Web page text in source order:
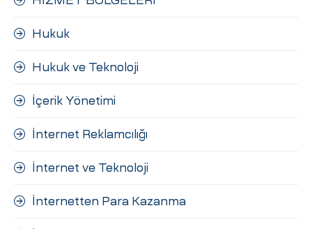
Hukuk
Hukuk ve Teknoloji
İçerik Yönetimi
İnternet Reklamcılığı
İnternet ve Teknoloji
İnternetten Para Kazanma